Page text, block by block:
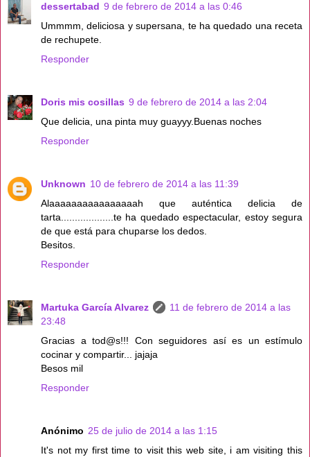
dessertabad 9 de febrero de 2014 a las 0:46
Ummmm, deliciosa y supersana, te ha quedado una receta
de rechupete.
Responder
Doris mis cosillas 9 de febrero de 2014 a las 2:04
Que delicia, una pinta muy guayyy.Buenas noches
Responder
Unknown 10 de febrero de 2014 a las 11:39
Alaaaaaaaaaaaaaaaah que auténtica delicia de
tarta...................te ha quedado espectacular, estoy segura
de que está para chuparse los dedos.
Besitos.
Responder
Martuka García Alvarez
11 de febrero de 2014 a las
23:48
Gracias a tod@s!!! Con seguidores así es un estímulo
cocinar y compartir... jajaja
Besos mil
Responder
Anónimo 25 de julio de 2014 a las 1:15
It's not my first time to visit this web site, i am visiting this